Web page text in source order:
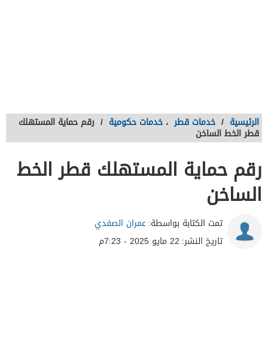
الرئيسية / خدمات قطر ، خدمات حكومية / رقم حماية المستهلك
قطر الخط الساخن
رقم حماية المستهلك قطر الخط
الساخن
تمت الكتابة بواسطة:عمران الصفدي
تاريخ النشر: 22 مايو 2025 - 7:23م